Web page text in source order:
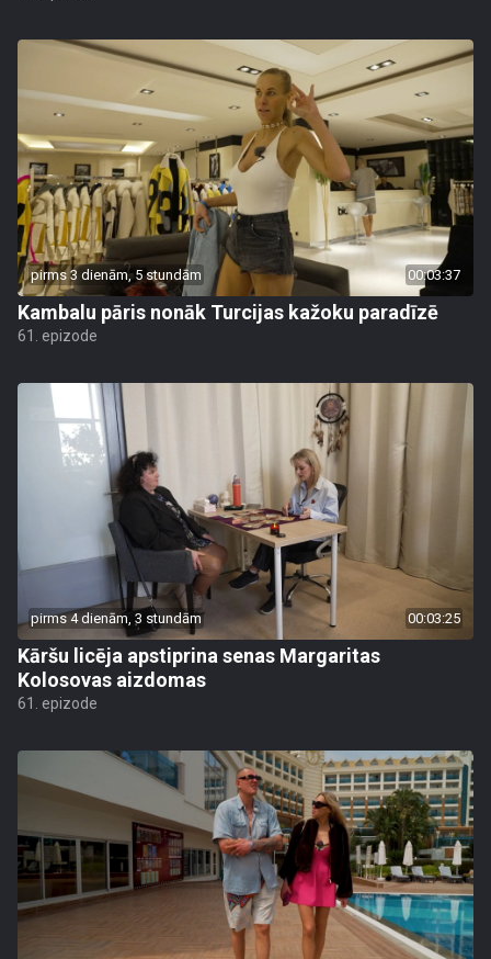
pirms 3 dienām, 5 stundām 00:03:37
Kambalu pāris nonāk Turcijas kažoku paradīzē
61. epizode
pirms 4 dienām, 3 stundām 00:03:25
Kāršu licēja apstiprina senas Margaritas
Kolosovas aizdomas
61. epizode